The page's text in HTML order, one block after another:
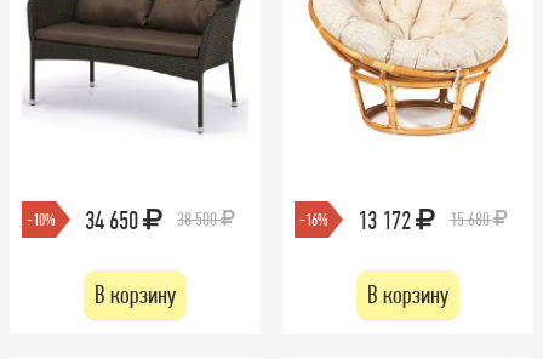
-10% 34 650 38 500
В корзину
-16% 13 172 15 680
В корзину